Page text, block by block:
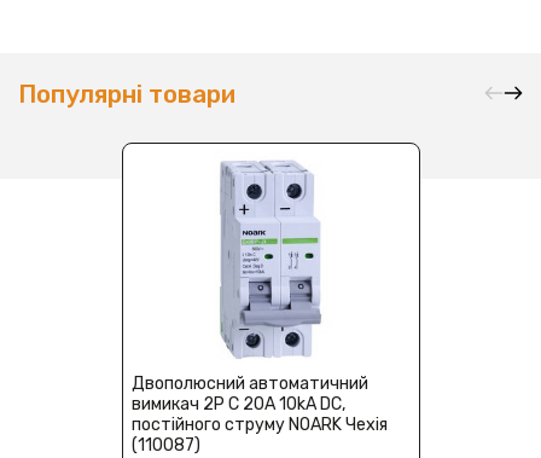
Популярні товари
Двополюсний автоматичний
вимикач 2Р С 20А 10kA DC,
постійного струму NOARK Чехія
(110087)